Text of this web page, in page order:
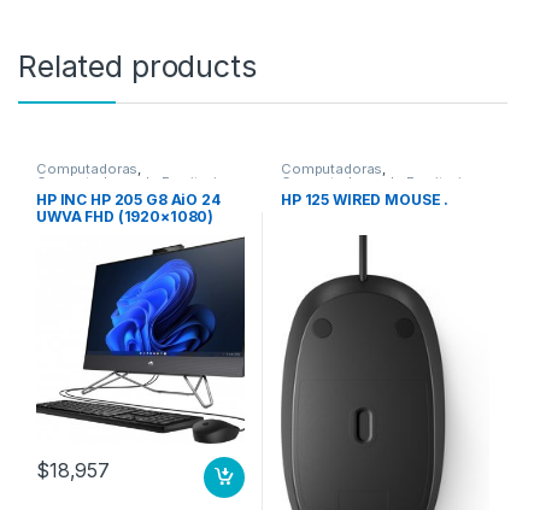
Related products
Computadoras,
Computadoras de Escritorio
HP INC HP 205 G8 AiO 24
UWVA FHD (1920×1080)
Contraste 3000:1, Stand
Ajustable -5 a +20°, AMD
Ryzen 3- 3250u hasta
3.5Ghz / Cache 4MB, SSD
512GB M.2, 8GB DDR4 (1
Sodimm LIBRE),NON_ODD,
Win11 PRO downgrade
Win10 PRO 64bit, 1 Yr Wty,
24 8GBSSD 512GB WIN11P
DW10P
$18,957
Computadoras,
Computadoras de Escritorio
HP 125 WIRED MOUSE .